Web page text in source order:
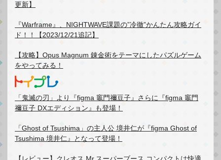
更新】
『Warframe』、NIGHTWAVE課題の”冷徹”かんたん攻略ガイ
ド！！【2023/12/21追記】
【攻略】Opus Magnum 錬金術をテーマにしたパズルゲーム
をやってみる！
「鬼滅の刃」より『figma 竈門禰豆子』さらに『figma 竈門
禰豆子 DXエディション』も登場！
「Ghost of Tsushima」の主人公 境井仁が『figma Ghost of
Tsushima 境井仁』となって登場！